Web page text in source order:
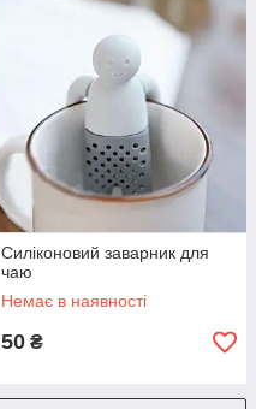
Силіконовий заварник для
чаю
Немає в наявності
50 ₴